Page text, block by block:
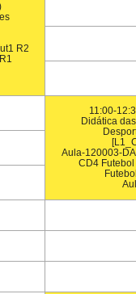
R2
11:00-
Didática
Aula-120003-
CD4